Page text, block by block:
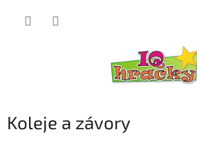
Koleje a závory